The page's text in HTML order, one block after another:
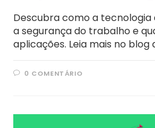
Descubra como a
a segurança do trabalho e
aplicações. Leia mais no blog
0 COMENTÁRIO